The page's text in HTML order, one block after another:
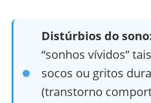
Distúrbios do
“sonhos vívidos”
socos ou gritos
(transtorno